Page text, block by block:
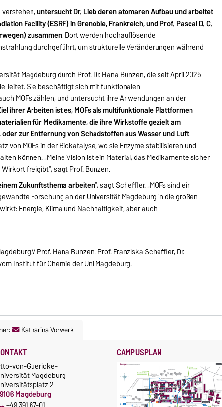
verstehen,untersucht Dr. Lieb deren atomaren Aufbau und arbeitet
Facility (ESRF) in Grenoble, Frankreich, und Prof. Pascal D. C.
zusammen. Dort werden hochauflösende
durchgeführt, um strukturelle Veränderungen während
Magdeburg durch Prof. Dr. Hana Bunzen, die seit April 2025
leitet. Sie beschäftigt sich mit funktionalen
MOFs zählen, und untersucht ihre Anwendungen an der
iel ihrer Arbeiten ist es, MOFs als multifunktionale Plattformen
für Medikamente, die ihre Wirkstoffe gezielt am
zur Entfernung von Schadstoffen aus Wasser und Luft.
von MOFs in der Biokatalyse, wo sie Enzyme stabilisieren und
können. „Meine Vision ist ein Material, das Medikamente sicher
freigibt“, sagt Prof. Bunzen.
Zukunftsthema arbeiten“, sagt Scheffler. „MOFs sind ein
Forschung an der Universität Magdeburg in die großen
Energie, Klima und Nachhaltigkeit, aber auch
Prof. Hana Bunzen, Prof. Franziska Scheffler, Dr.
Institut für Chemie der Uni Magdeburg.
Katharina Vorwerk
von-Guericke-
Magdeburg
2
Magdeburg
CAMPUSPLAN